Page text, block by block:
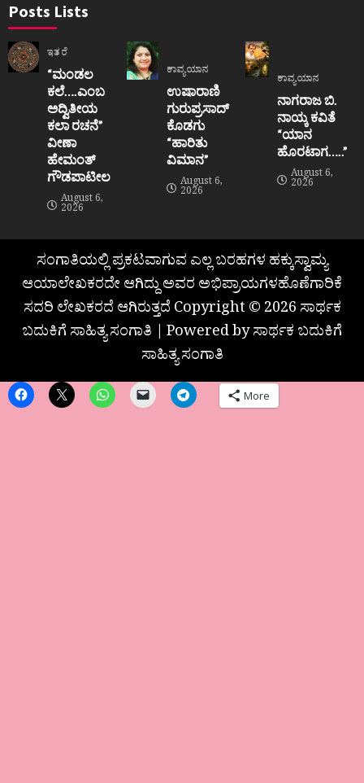
Posts Lists
ಇತರೆ
“ಮಂಡಲ
ಕಲೆ….ಎಂಬ
ಅದ್ವಿತೀಯ
ಕಲಾ ರಚನೆ”‌
ವೀಣಾ
ಹೇಮಂತ್‌
ಗೌಡಪಾಟೀಲ
August 6,
2026
ಕಾವ್ಯಯಾನ
ಉಷಾರಾಣಿ
ಗುರುಪ್ರಸಾದ್
ಕೊಡಗು
“ಹಾರಿತು
ವಿಮಾನ”
August 6,
2026
ಕಾವ್ಯಯಾನ
ನಾಗರಾಜ ಬಿ.
ನಾಯ್ಕ ಕವಿತೆ
“ಯಾನ
ಹೊರಟಾಗ…..”
August 6,
2026
ಸಂಗಾತಿಯಲ್ಲಿ ಪ್ರಕಟವಾಗುವ ಎಲ್ಲ ಬರಹಗಳ ಹಕ್ಕುಸ್ವಾಮ್ಯ
ಆಯಾಲೇಖಕರದೇ ಆಗಿದ್ದು ಅವರ ಅಭಿಪ್ರಾಯಗಳಹೊಣೆಗಾರಿಕೆ
ಸದರಿ ಲೇಖಕರದೆ ಆಗಿರುತ್ತದೆ Copyright © 2026 ಸಾರ್ಥಕ
ಬದುಕಿಗೆ ಸಾಹಿತ್ಯ ಸಂಗಾತಿ | Powered by ಸಾರ್ಥಕ ಬದುಕಿಗೆ
ಸಾಹಿತ್ಯ ಸಂಗಾತಿ
More